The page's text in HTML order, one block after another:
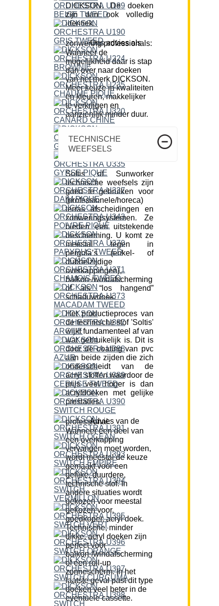
DICKSON. De doeken
zijn dan ook volledig
identiek.
Ons advies als zonwering professionals:
Wanneer de
mogelijkheid daar is stap
dan over naar doeken
van het merk DICKSON.
Meer keuze in kwaliteiten
en kleuren, makkelijker
te verkrijgen en
aanzienlijk minder duur.
TECHNISCHE
WEEFSELS
Soltis of Sunworker
technische weefsels zijn
goed te gebruiken voor
(professionele/horeca)
terras afscheidingen en
zonweringsystemen. Ze
bieden een uitstekende
bescherming. U komt ze
meestal tegen in
pergola’s (enkel- of
dubbelzijdige
overkappingen),
balkon-/windafscherming
of als “los hangend”
schaduwdoek.
Het productieproces van
de technische stof 'Soltis'
wijkt fundamenteel af van
wat gebruikelijk is. Dit is
door de coating van pvc
aan beide zijden die zich
onderscheidt van de
acryl stoffen waardoor de
prijs veel hoger is dan
acryldoeken met gelijke
prestaties.
Advies van de professional:
Wanneer een deel van
een overkapping
vervangen moet worden,
wordt meestal de keuze
gemaakt voor een
gelijke, duurdere,
technische stof. In
andere situaties wordt
gekozen voor meestal
gekozen voor,
goedkoper, acryl doek.
Technische, minder
dikke, acryl doeken zijn
perfect voor
balkon-/windafscherming
of een roll-up
zonnescherm. In het
laatste geval past dit type
doeken veel beter in de
eventuele cassette.